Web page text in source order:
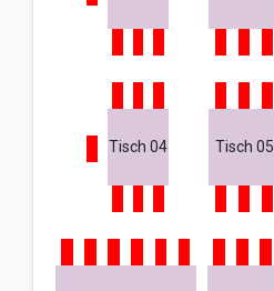
Tisch 04 Tisch 05